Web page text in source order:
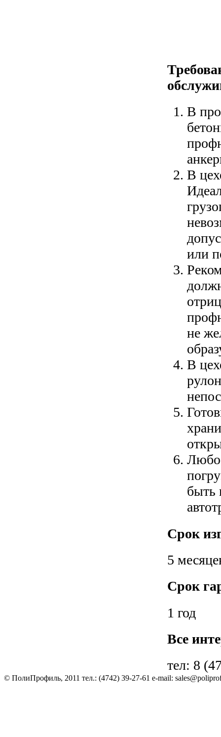
В
В
или
не
В
быть
Срок
5
Срок
1 год
Все
тел: 8
© ПолиПрофиль, 2011 тел.: (4742) 39-27-61 e-mail: